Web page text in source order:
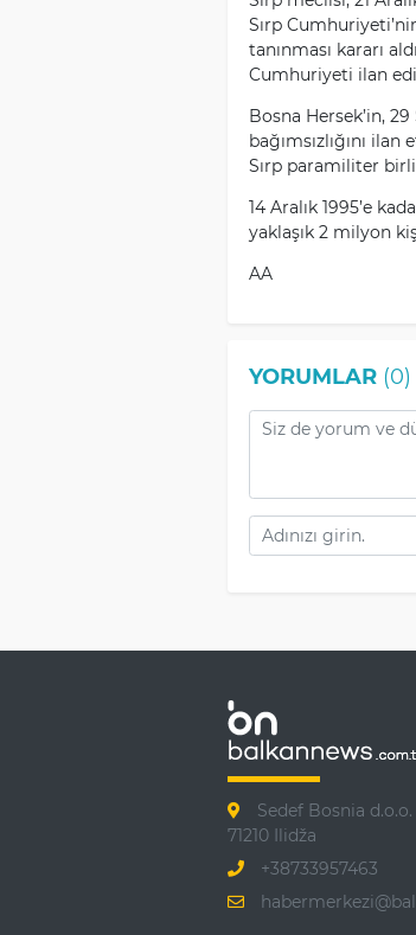
Sırp
tanınması kararı
Cumhuriyeti ilan
Bosna Hersek’in,
bağımsızlığını
Sırp paramiliter
14 Aralık 1995’e
yaklaşık 2 milyon
AA
YORUMLAR(0)
Sedef Bosnia
71210 Ilidža
+38733957463